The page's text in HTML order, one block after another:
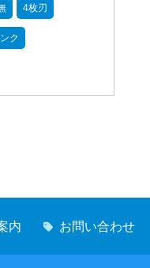
4枚刃
ク
内 お問い合わせ